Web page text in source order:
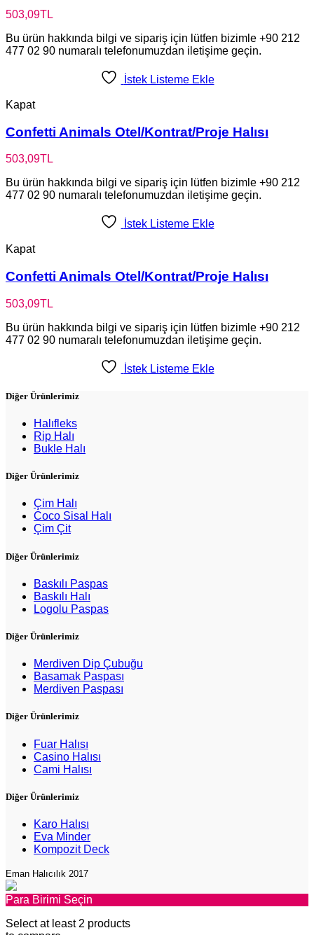
503,09TL
Bu ürün hakkında bilgi ve sipariş için lütfen bizimle +90 212
477 02 90 numaralı telefonumuzdan iletişime geçin.
İstek Listeme Ekle
Kapat
Confetti Animals Otel/Kontrat/Proje Halısı
503,09TL
Bu ürün hakkında bilgi ve sipariş için lütfen bizimle +90 212
477 02 90 numaralı telefonumuzdan iletişime geçin.
İstek Listeme Ekle
Kapat
Confetti Animals Otel/Kontrat/Proje Halısı
503,09TL
Bu ürün hakkında bilgi ve sipariş için lütfen bizimle +90 212
477 02 90 numaralı telefonumuzdan iletişime geçin.
İstek Listeme Ekle
Diğer Ürünlerimiz
Halıfleks
Rip Halı
Bukle Halı
Diğer Ürünlerimiz
Çim Halı
Coco Sisal Halı
Çim Çit
Diğer Ürünlerimiz
Baskılı Paspas
Baskılı Halı
Logolu Paspas
Diğer Ürünlerimiz
Merdiven Dip Çubuğu
Basamak Paspası
Merdiven Paspası
Diğer Ürünlerimiz
Fuar Halısı
Casino Halısı
Cami Halısı
Diğer Ürünlerimiz
Karo Halısı
Eva Minder
Kompozit Deck
Eman Halıcılık 2017
Para Birimi Seçin
Select at least 2 products